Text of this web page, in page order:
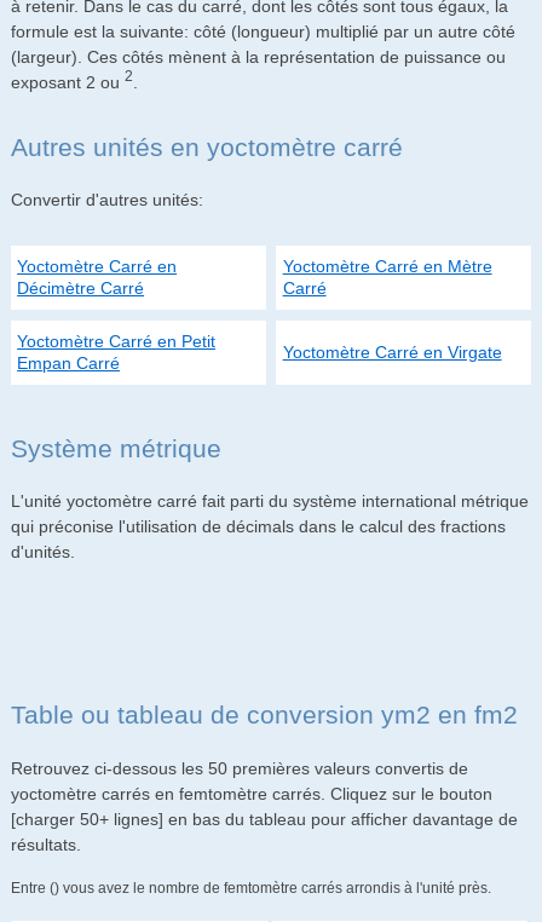
à retenir. Dans le cas du carré, dont les côtés sont tous égaux, la
formule est la suivante: côté (longueur) multiplié par un autre côté
(largeur). Ces côtés mènent à la représentation de puissance ou
exposant 2 ou 2
Autres unités en yoctomètre carré
Convertir d'autres unités:
Yoctomètre Carré en
Décimètre Carré
Yoctomètre Carré en Mètre
Carré
Yoctomètre Carré en Petit
Empan Carré
Yoctomètre Carré en Virgate
Système métrique
L'unité yoctomètre carré fait parti du système international métrique
qui préconise l'utilisation de décimals dans le calcul des fractions
d'unités.
Table ou tableau de conversion ym2 en fm2
Retrouvez ci-dessous les 50 premières valeurs convertis de
yoctomètre carrés en femtomètre carrés. Cliquez sur le bouton
[charger 50+ lignes] en bas du tableau pour afficher davantage de
résultats.
Entre () vous avez le nombre de femtomètre carrés arrondis à l'unité près.